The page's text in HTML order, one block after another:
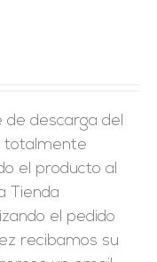
de descarga del
totalmente
el producto al
Tienda
el pedido
recibamos su